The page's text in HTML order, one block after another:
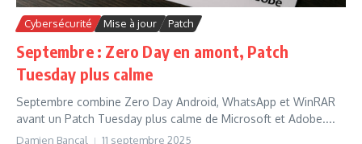
Cybersécurité Mise à jour Patch
Septembre : Zero Day en amont, Patch
Tuesday plus calme
Septembre combine Zero Day Android, WhatsApp et WinRAR
avant un Patch Tuesday plus calme de Microsoft et Adobe....
Damien Bancal 11 septembre 2025